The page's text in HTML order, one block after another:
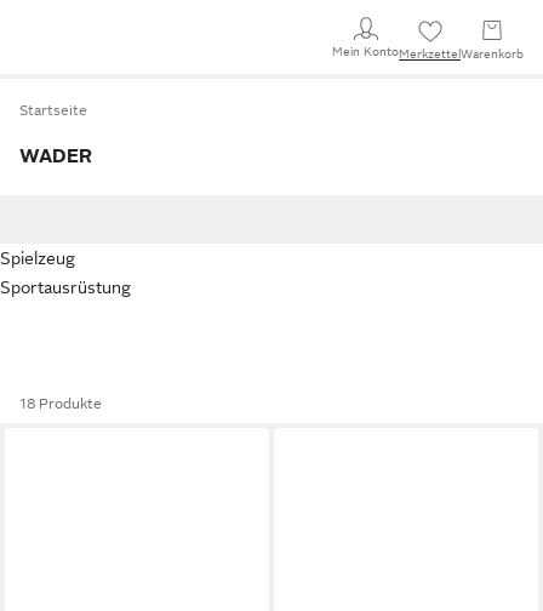
Mein KontoMerkzettel Warenkorb
Startseite
WADER
Spielzeug
Sportausrüstung
18 Produkte